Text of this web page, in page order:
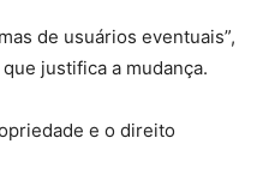
de usuários eventuais”,
justifica a mudança.
e o direito